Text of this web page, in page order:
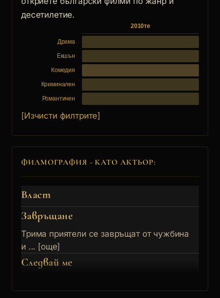
десетилетие.
2010те
Драма
Екшън
Комедия
Криминален
Романтичен
[Изчисти филтрите]
ФИЛМОГРАФИЯ - КАТО АКТЬОР:
Власт
Завръщане
Трима приятели се завръщат от чужбина
и ... [още]
Следвай ме